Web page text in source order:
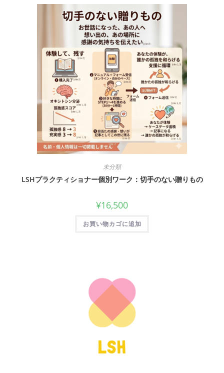
未分類
LSHプラクティショナー個別ワーク：切手のない贈りもの
¥16,500
お買い物カゴに追加